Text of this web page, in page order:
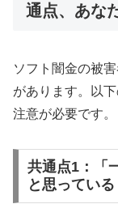
通点、あな
ソフト闇金の被
があります。以
注意が必要です。
共通点1：「
と思っている